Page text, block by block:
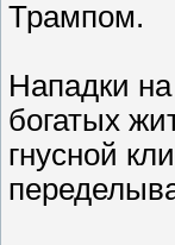
Трампом.
Нападки
богатых
гнусной